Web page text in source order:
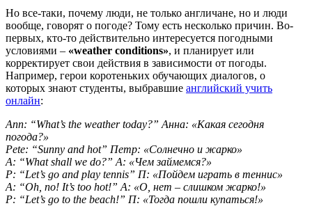
Но все-таки, почему люди, нe только англичане, но и люди
вообще, говорят о погоде? Тому есть несколько причин. Во-
первых, кто-то действительно интересуется погодными
условиями – «weather conditions», и планирует или
корректирует свои действия в зависимости от погоды.
Например, герои коротеньких обучающих диалогов, о
которых знают студенты, выбравшие английский учить
онлайн:
Ann: “What’s the weather today?” Анна: «Какая сегодня
погода?»
Pete: “Sunny and hot” Петр: «Солнечно и жарко»
A: “What shall we do?” А: «Чем займемся?»
P: “Let’s go and play tennis” П: «Пойдем играть в теннис»
A: “Oh, no! It’s too hot!” А: «О, нет – слишком жарко!»
P: “Let’s go to the beach!” П: «Тогда пошли купаться!»